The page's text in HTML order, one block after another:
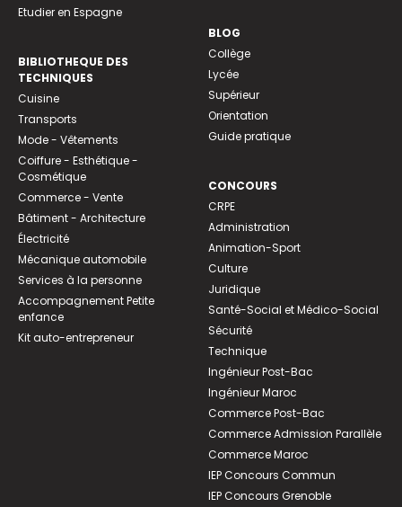
Etudier en Espagne
BIBLIOTHEQUE DES
TECHNIQUES
Cuisine
Transports
Mode - Vêtements
Coiffure - Esthétique -
Cosmétique
Commerce - Vente
Bâtiment - Architecture
Électricité
Mécanique automobile
Services à la personne
Accompagnement Petite
enfance
Kit auto-entrepreneur
BLOG
Collège
Lycée
Supérieur
Orientation
Guide pratique
CONCOURS
CRPE
Administration
Animation-Sport
Culture
Juridique
Santé-Social et Médico-Social
Sécurité
Technique
Ingénieur Post-Bac
Ingénieur Maroc
Commerce Post-Bac
Commerce Admission Parallèle
Commerce Maroc
IEP Concours Commun
IEP Concours Grenoble